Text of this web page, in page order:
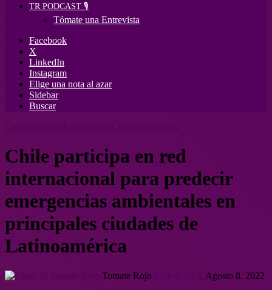
TR PODCAST 🎙️
Tómate una Entrevista
Facebook
X
LinkedIn
Instagram
Elige una nota al azar
Sidebar
Buscar
Chile participa en red
internacional para predecir
emergencias ambientales en
principales ciudades de
Latinoamérica
Tomate Rojo
Agosto 8, 2022